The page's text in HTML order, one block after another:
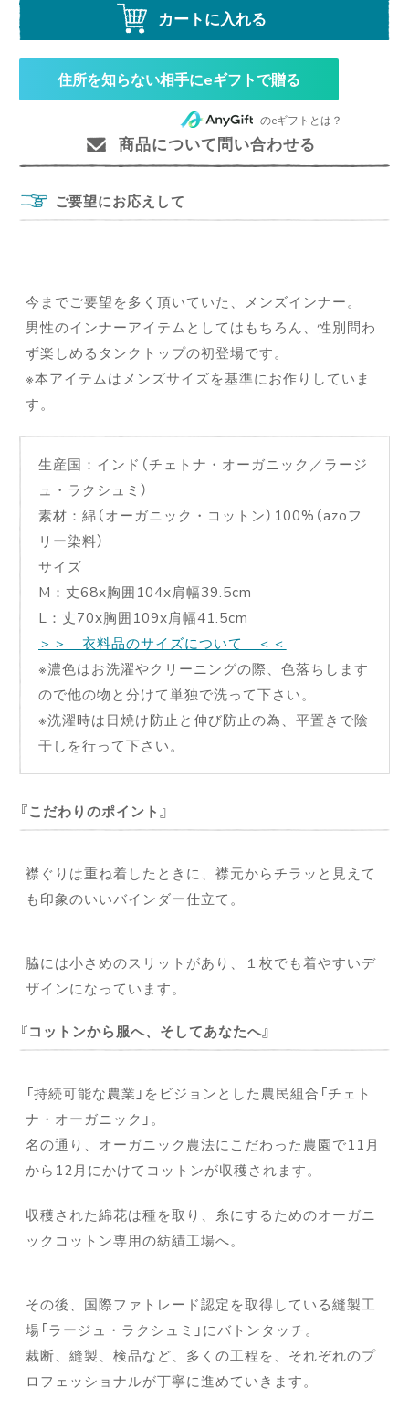
カートに入れる
住所を知らない相手にeギフトで贈る
のeギフトとは？
商品について問い合わせる
ご要望にお応えして
今までご要望を多く頂いていた、メンズインナー。
男性のインナーアイテムとしてはもちろん、性別問わ
ず楽しめるタンクトップの初登場です。
※本アイテムはメンズサイズを基準にお作りしていま
す。
生産国：インド（チェトナ・オーガニック／ラージ
ュ・ラクシュミ）
素材：綿（オーガニック・コットン）100%（azoフ
リー染料）
サイズ
M：丈68x胸囲104x肩幅39.5cm
L：丈70x胸囲109x肩幅41.5cm
＞＞ 衣料品のサイズについて ＜＜
※濃色はお洗濯やクリーニングの際、色落ちします
ので他の物と分けて単独で洗って下さい。
※洗濯時は日焼け防止と伸び防止の為、平置きで陰
干しを行って下さい。
こだわりのポイント
襟ぐりは重ね着したときに、襟元からチラッと見えて
も印象のいいバインダー仕立て。
脇には小さめのスリットがあり、１枚でも着やすいデ
ザインになっています。
コットンから服へ、そしてあなたへ
「持続可能な農業」をビジョンとした農民組合「チェト
ナ・オーガニック」。
名の通り、オーガニック農法にこだわった農園で11月
から12月にかけてコットンが収穫されます。
収穫された綿花は種を取り、糸にするためのオーガニ
ックコットン専用の紡績工場へ。
その後、国際ファトレード認定を取得している縫製工
場「ラージュ・ラクシュミ」にバトンタッチ。
裁断、縫製、検品など、多くの工程を、それぞれのプ
ロフェッショナルが丁寧に進めていきます。